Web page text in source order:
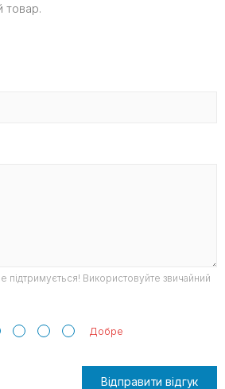
товар.
підтримується! Використовуйте звичайний
Добре
Відправити відгук